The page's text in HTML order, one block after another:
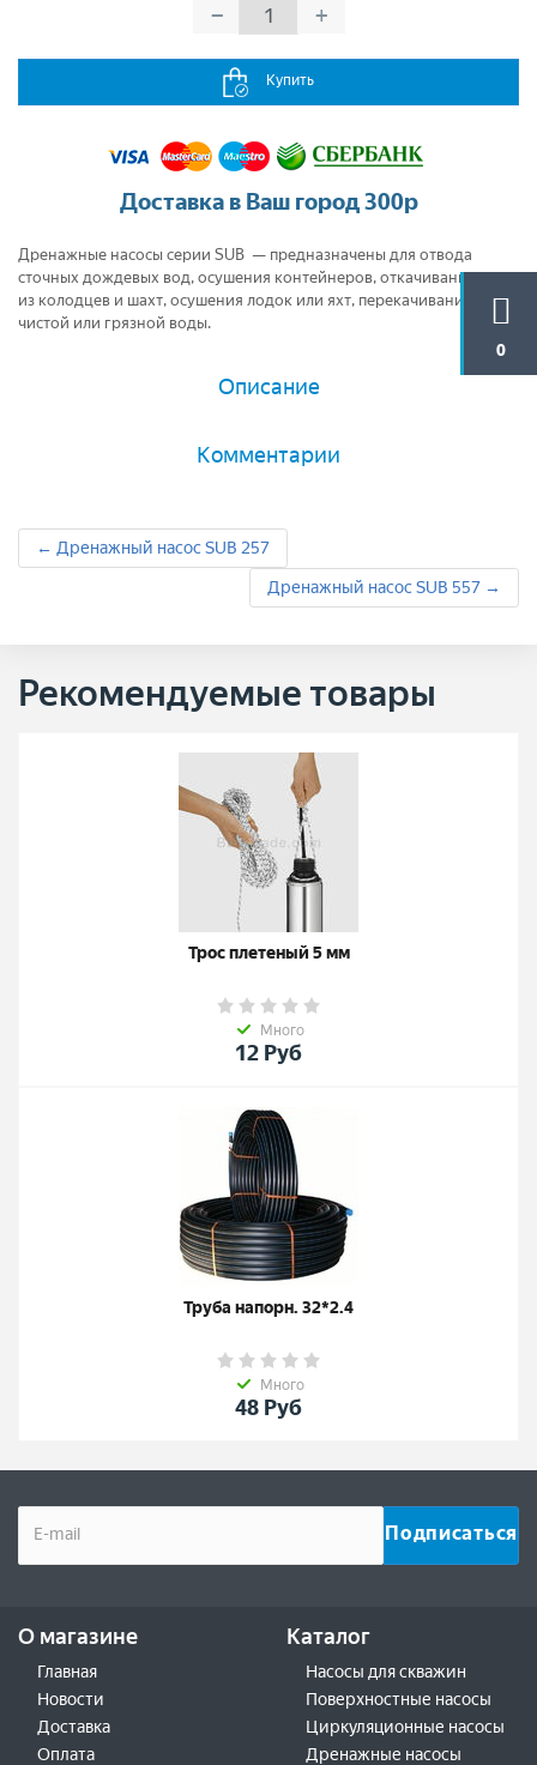
0
− +
Купить
Доставка в Ваш город 300р
Дренажные насосы серии SUB — предназначены для отвода
сточных дождевых вод, осушения контейнеров, откачивания воды
из колодцев и шахт, осушения лодок или яхт, перекачивания
чистой или грязной воды.
Описание
Комментарии
← Дренажный насос SUB 257
Дренажный насос SUB 557 →
Рекомендуемые товары
Трос плетеный 5 мм
Много
12 Руб
Труба напорн. 32*2.4
Много
48 Руб
О магазине
Главная
Новости
Доставка
Оплата
Каталог
Насосы для скважин
Поверхностные насосы
Циркуляционные насосы
Дренажные насосы